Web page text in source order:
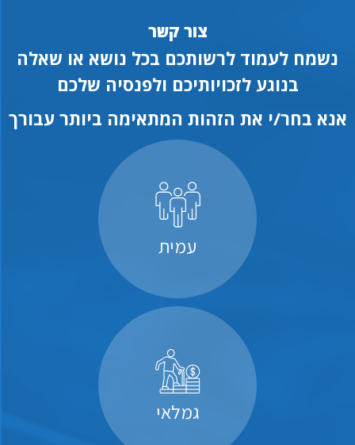
צור קשר
נשמח לעמוד לרשותכם בכל נושא או שאלה
בנוגע לזכויותיכם ולפנסיה שלכם
אנא בחר/י את הזהות המתאימה ביותר עבורך
עמית
גמלאי